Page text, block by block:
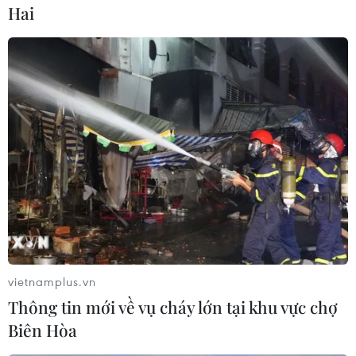
Tới ngày 6/6/2018, Phòng Cảnh sát Phòng cháy
quản lý chợ số tièn 2 triệu đồng với các sai
phạm cụ thể bao gồm: Chưa có hồ sơ, chưa tiến
hành thẩm duyệt thiết kế, nghiệm thu về Phòng
cháy chữa cháy theo quy định; chưa trang bị hệ
thống đèn chiếu sáng sự cố đầy đủ cho cả khu
vực; chưa mua bảo hiểm cháy nổ bắt buộc theo
quy định tại Điều 9 Luật Phòng cháy chữa cháy;
2 bể nước phục vụ chữa cháy có tổng khối tích
60m3 không đảm bảo về khối lượng (để đảm
bảo khoảng 200m3). Tại thời điểm kiểm tra
(ngày 5/6/2018), hệ thống báo cháy tự động bị
lỗi; việc khởi động máy bơm chữa cháy cố định
không đảm bảo.
Hai
vietnamplus.vn
Thông tin mới về vụ cháy lớn tại khu vực chợ
Biên Hòa